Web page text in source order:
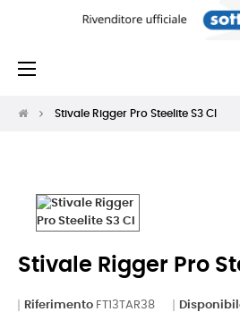
navigazione
☰
Stivale Rigger Pro Steelite S3 CI
Stivale Rigger Pro
Riferimento FT13TAR38